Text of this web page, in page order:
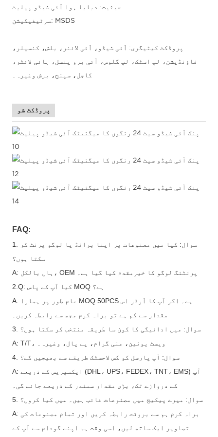
حیثیت: دبایا ہوا آئی شیڈو پیلیٹ
سرٹیفیکیشن: MSDS
پروڈکٹ کیٹیگری: آئی شیڈو، آئی لائنر، بلش، کنسیلر،
فاؤنڈیشن، لپ اسٹک، لپ گلوس، آئی برو پنسل، ہائی لائٹر،
کاجل، سپنج، برش وغیرہ۔
پروڈکٹ شو
FAQ:
1. سوال: کیا میں مصنوعات پر اپنا برانڈ یا لوگو پرنٹ کر
سکتا ہوں؟
A: ہاں بالکل، OEM پرنٹنگ لوگو کا خیرمقدم کیا گیا ہے۔
2.Q: کیا آپ کے پاس MOQ ہے؟
A: عام طور پر ہمارا MOQ 50PCS ہے۔ اگر آپ کا آرڈر اس
مقدار سے کم ہے تو براہ کرم مجھ سے رابطہ کریں۔
3. سوال: میں ادائیگی کا کون سا طریقہ منتخب کر سکتا ہوں؟
A: T/T، ویسٹ یونین، منی گرام، پے پال، وغیرہ۔
4. سوال: آپ پارسل کو کس لاجسٹک طریقے سے بھیجیں گے؟
A: ایکسپریس کے ذریعے (DHL، UPS، FEDEX، TNT، EMS) آپ
کے دروازے تک، بڑی مقدار سمندر کے ذریعے جائے گی۔
5. سوال: میرے پیکیج میں مصنوعات غائب ہیں۔ میں کیا کروں؟
A: براہ کرم ہم سے بروقت رابطہ کریں اور تمام مصنوعات کی
تصاویر ایک ساتھ لیں، اسی وقت ہم اپنے گودام سے آپ کے